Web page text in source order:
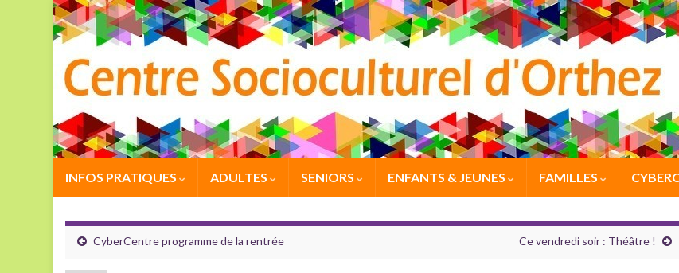
INFOS PRATIQUES ADULTES SENIORS ENFANTS & JEUNES FAMILLES
CyberCentre programme de la rentrée Ce vendredi soir : Théâtre !